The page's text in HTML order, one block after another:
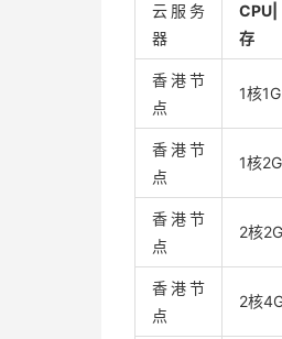
云服务
器
存
香港节
点
1核1G
香港节
点
1核2G
香港节
点
2核2G
香港节
点
2核